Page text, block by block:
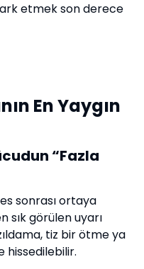
etmek son derece
En Yaygın
“Fazla
sonrası ortaya
sık görülen uyarı
tiz bir ötme ya
hissedilebilir.